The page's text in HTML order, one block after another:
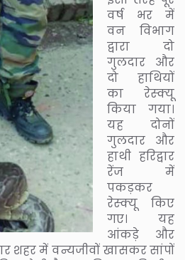
वर्ष भर में
वन विभाग
द्वारा दो
गुलदार और
दो हाथियों
का रेस्क्यू
किया गया।
यह दोनों
गुलदार और
हाथी हरिद्वार
रेंज में
पकड़कर
रेस्क्यू किए
गए। यह
आंकड़े और
शहर में वन्यजीवों खासकर सांपों